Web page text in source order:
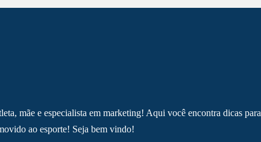
mãe e especialista em marketing! Aqui você encontra dicas para
ao esporte! Seja bem vindo!